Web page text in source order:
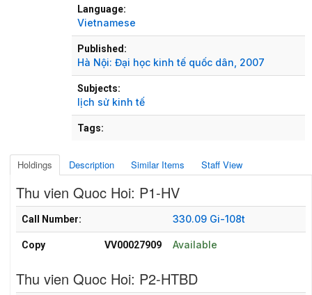
Language:
Vietnamese
Published:
Hà Nội: Đại học kinh tế quốc dân, 2007
Subjects:
lịch sử kinh tế
Tags:
Holdings Description Similar Items Staff View
Thu vien Quoc Hoi: P1-HV
Call Number: 330.09 Gi-108t
Copy VV00027909 Available
Thu vien Quoc Hoi: P2-HTBD